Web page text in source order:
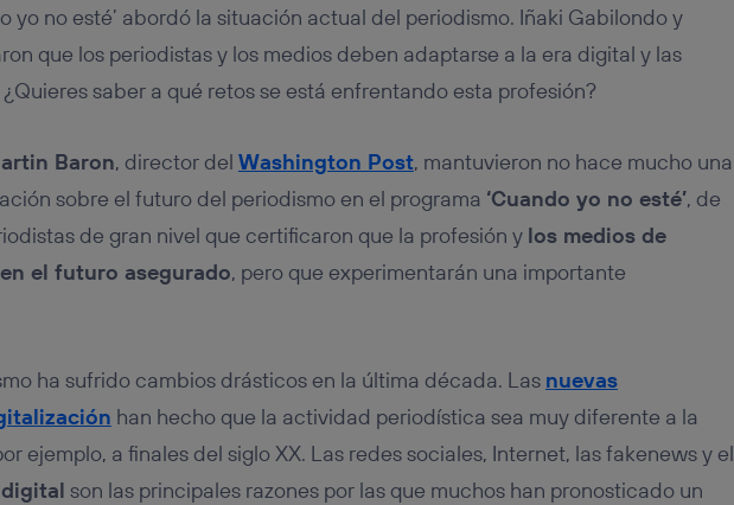
yo no esté’ abordó la situación actual del periodismo. Iñaki Gabilondo y
que los periodistas y los medios deben adaptarse a la era digital y las
saber a qué retos se está enfrentando esta profesión?
Baron, director del Washington Post, mantuvieron no hace mucho una
sobre el futuro del periodismo en el programa ‘Cuando yo no esté’, de
de gran nivel que certificaron que la profesión y los medios de
el futuro asegurado, pero que experimentarán una importante
ha sufrido cambios drásticos en la última década. Las nuevas
han hecho que la actividad periodística sea muy diferente a la
ejemplo, a finales del siglo XX. Las redes sociales, Internet, las fakenews y el
son las principales razones por las que muchos han pronosticado un
dispositivo y consienta el uso de la tecnología recibirá el mismo identificador.
una
conexión de banda ancha
(p. ej., Wi-Fi), el marketing o análisis se
en función de las actividades de navegación de los miembros del hogar que
datos móviles, el marketing será más personalizado, ya que se basará
en la navegación del usuario del móvil.
los consentimientos Utiq seleccionando “Administrar Utiq” en la parte
esta página web o visitando el portal de privacidad de Utiq (“consenthub”).